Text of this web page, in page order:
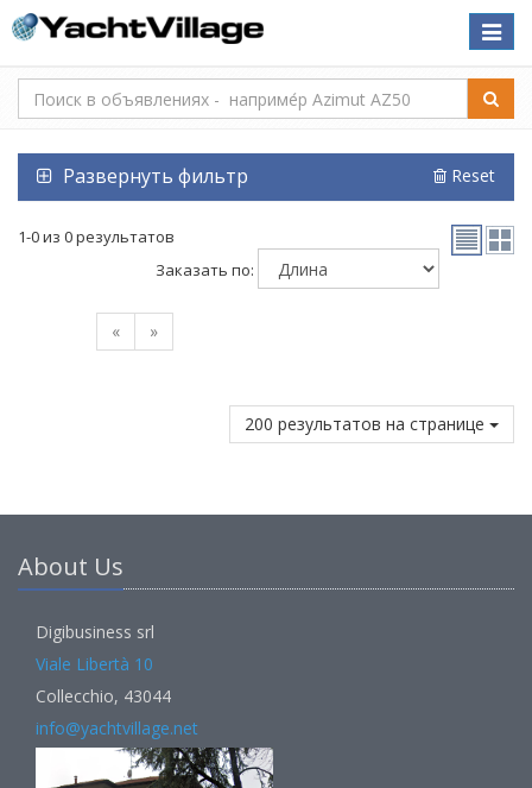
Toggle
Развернуть фильтр Reset
1-0 из 0 результатов
Заказать по:
« »
200 результатов на странице
About Us
Digibusiness srl
Viale Libertà 10
Collecchio, 43044
info@yachtvillage.net